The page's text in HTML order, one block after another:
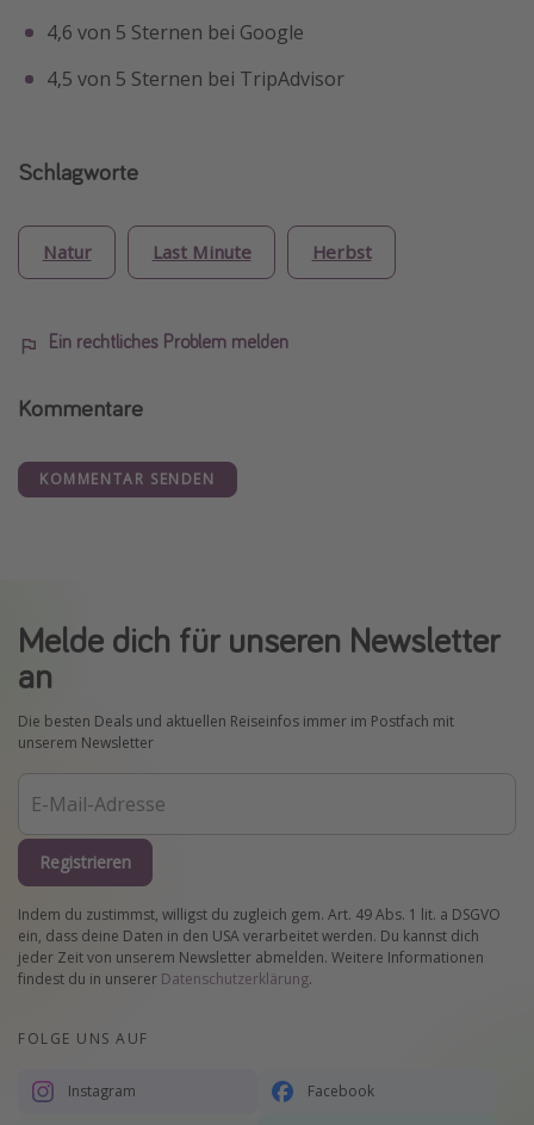
4,6 von 5 Sternen bei Google
4,5 von 5 Sternen bei TripAdvisor
Schlagworte
Natur Last Minute Herbst
Ein rechtliches Problem melden
Kommentare
KOMMENTAR SENDEN
Melde dich für unseren Newsletter
an
Die besten Deals und aktuellen Reiseinfos immer im Postfach mit
unserem Newsletter
Registrieren
Indem du zustimmst, willigst du zugleich gem. Art. 49 Abs. 1 lit. a DSGVO
ein, dass deine Daten in den USA verarbeitet werden. Du kannst dich
jeder Zeit von unserem Newsletter abmelden. Weitere Informationen
findest du in unserer Datenschutzerklärung.
FOLGE UNS AUF
Instagram Facebook